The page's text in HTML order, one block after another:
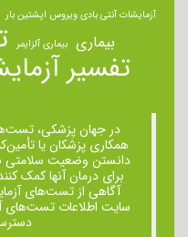
آزمایشات آنتی بادی ویروس اپشتین بار
بیماری بیماری آلزایمر
تفسیر
در جهان پزشکی،
همکاری پزشکان یا
دانستن وضعیت سلامتی
برای درمان ‌آنها کمک
آگاهی از تست‌های
سایت اطلاعات تست‌های